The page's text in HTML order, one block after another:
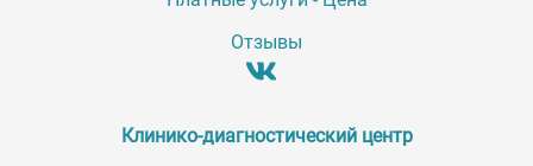
Отзывы
Клинико-диагностический центр